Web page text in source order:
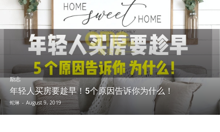
励志
年轻人买房要趁早！5个原因告诉你为什么！
蛇琳 - August 9, 2019